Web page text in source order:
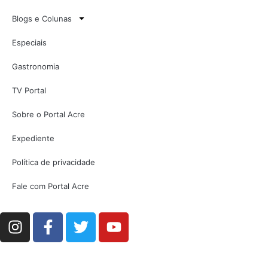
Blogs e Colunas
Especiais
Gastronomia
TV Portal
Sobre o Portal Acre
Expediente
Política de privacidade
Fale com Portal Acre